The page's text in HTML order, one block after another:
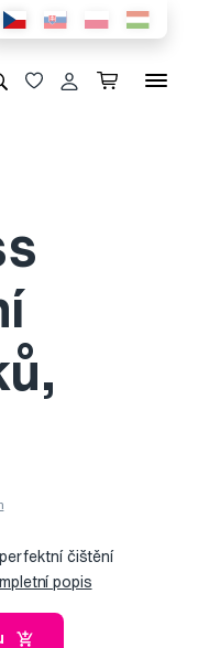
čištění
popis